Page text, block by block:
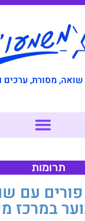
מסורת, ערכים
תרומות
עם
במרכז